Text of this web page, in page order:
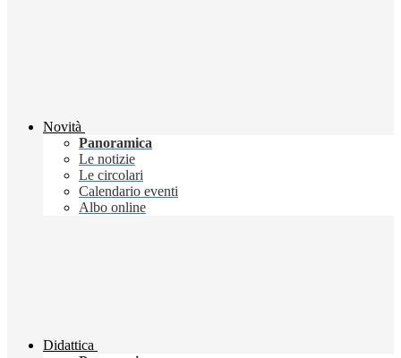
Novità
Panoramica
Le notizie
Le circolari
Calendario eventi
Albo online
Didattica